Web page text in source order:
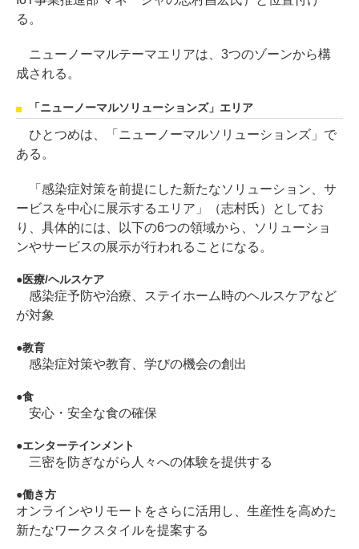
る。
ニューノーマルテーマエリアは、3つのゾーンから構
成される。
「ニューノーマルソリューションズ」エリア
ひとつめは、「ニューノーマルソリューションズ」で
ある。
「感染症対策を前提にした新たなソリューション、サ
ービスを中心に展示するエリア」（志村氏）としてお
り、具体的には、以下の6つの領域から、ソリューショ
ンやサービスの展示が行われることになる。
医療/ヘルスケア
感染症予防や治療、ステイホーム時のヘルスケアなど
が対象
教育
感染症対策や教育、学びの機会の創出
食
安心・安全な食の確保
エンターテインメント
三密を防ぎながら人々への体験を提供する
働き方
オンラインやリモートをさらに活用し、生産性を高めた
新たなワークスタイルを提案する